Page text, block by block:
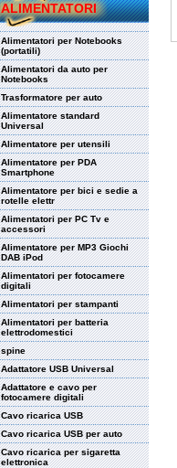
ALIMENTATORI
Alimentatori per Notebooks
(portatili)
Alimentatori da auto per
Notebooks
Trasformatore per auto
Alimentatore standard
Universal
Alimentatore per utensili
Alimentatore per PDA
Smartphone
Alimentatore per bici e sedie a
rotelle elettr
Alimentatori per PC Tv e
accessori
Alimentatore per MP3 Giochi
DAB iPod
Alimentatori per fotocamere
digitali
Alimentatori per stampanti
Alimentatori per batteria
elettrodomestici
spine
Adattatore USB Universal
Adattatore e cavo per
fotocamere digitali
Cavo ricarica USB
Cavo ricarica USB per auto
Cavo ricarica per sigaretta
elettronica